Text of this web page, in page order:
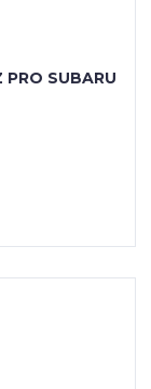
PRO SUBARU